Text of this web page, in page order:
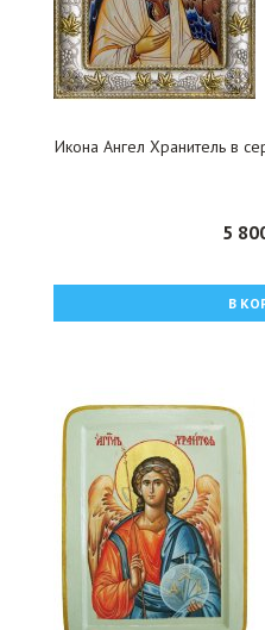
Икона Ангел Хранитель в
5
В